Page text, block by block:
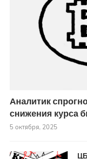
Аналитик
снижения курса
5 октября, 2025